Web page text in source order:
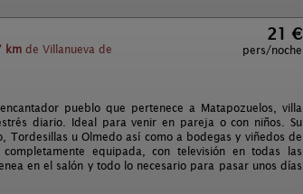
km de Villanueva de
21 €
pers/noche
pueblo que pertenece a Matapozuelos, villa
diario. Ideal para venir en pareja o con niños. Su
Tordesillas u Olmedo así como a bodegas y viñedos de
equipada, con televisión en todas las
en el salón y todo lo necesario para pasar unos días